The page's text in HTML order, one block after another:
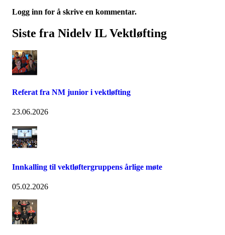
Logg inn for å skrive en kommentar.
Siste fra Nidelv IL Vektløfting
Referat fra NM junior i vektløfting
23.06.2026
Innkalling til vektløftergruppens årlige møte
05.02.2026